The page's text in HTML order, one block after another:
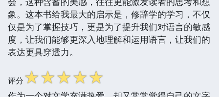
象。这本书给我最大的启示是，修辞学的学习，不仅
仅是为了掌握技巧，更是为了提升我们对语言的敏感
度，让我们能够更深入地理解和运用语言，让我们的
表达更具穿透力。
评分☆☆☆☆☆